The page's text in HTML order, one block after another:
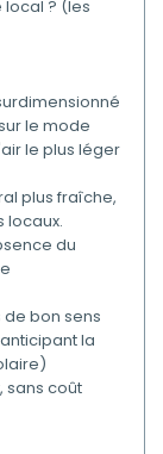
? (les
le mode
le plus léger
plus fraîche,
locaux.
du
bon sens
la
sans coût